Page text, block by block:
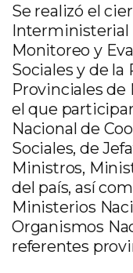
Se realizó el
Interministerial
Monitoreo y
Sociales y de la
Provinciales de
el que
Nacional de
Sociales, de
Ministros,
del país, así
Ministerios
Organismos
referentes